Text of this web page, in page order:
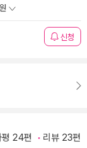
신청
24편 리뷰 23편